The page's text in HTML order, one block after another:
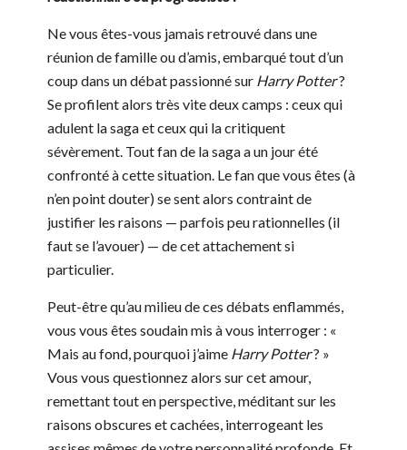
Ne vous êtes-vous jamais retrouvé dans une
réunion de famille ou d’amis, embarqué tout d’un
coup dans un débat passionné sur Harry Potter?
Se profilent alors très vite deux camps : ceux qui
adulent la saga et ceux qui la critiquent
sévèrement. Tout fan de la saga a un jour été
confronté à cette situation. Le fan que vous êtes (à
n’en point douter) se sent alors contraint de
justifier les raisons — parfois peu rationnelles (il
faut se l’avouer) — de cet attachement si
particulier.
Peut-être qu’au milieu de ces débats enflammés,
vous vous êtes soudain mis à vous interroger : «
Mais au fond, pourquoi j’aime Harry Potter? »
Vous vous questionnez alors sur cet amour,
remettant tout en perspective, méditant sur les
raisons obscures et cachées, interrogeant les